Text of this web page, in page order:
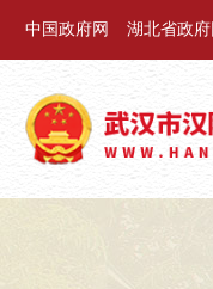
中国政府网 湖北省政府